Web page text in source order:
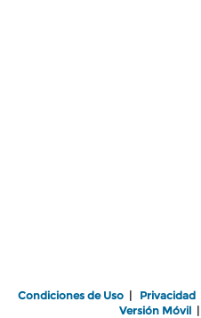
Condiciones de Uso | Privacidad
Versión Móvil|